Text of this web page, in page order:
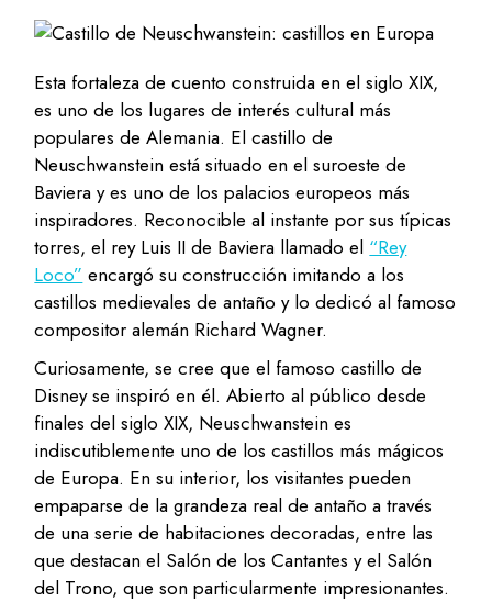
Esta fortaleza de cuento construida en el siglo XIX,
es uno de los lugares de interés cultural más
populares de Alemania. El castillo de
Neuschwanstein está situado en el suroeste de
Baviera y es uno de los palacios europeos más
inspiradores. Reconocible al instante por sus típicas
torres, el rey Luis II de Baviera llamado el “Rey
Loco” encargó su construcción imitando a los
castillos medievales de antaño y lo dedicó al famoso
compositor alemán Richard Wagner.
Curiosamente, se cree que el famoso castillo de
Disney se inspiró en él. Abierto al público desde
finales del siglo XIX, Neuschwanstein es
indiscutiblemente uno de los castillos más mágicos
de Europa. En su interior, los visitantes pueden
empaparse de la grandeza real de antaño a través
de una serie de habitaciones decoradas, entre las
que destacan el Salón de los Cantantes y el Salón
del Trono, que son particularmente impresionantes.